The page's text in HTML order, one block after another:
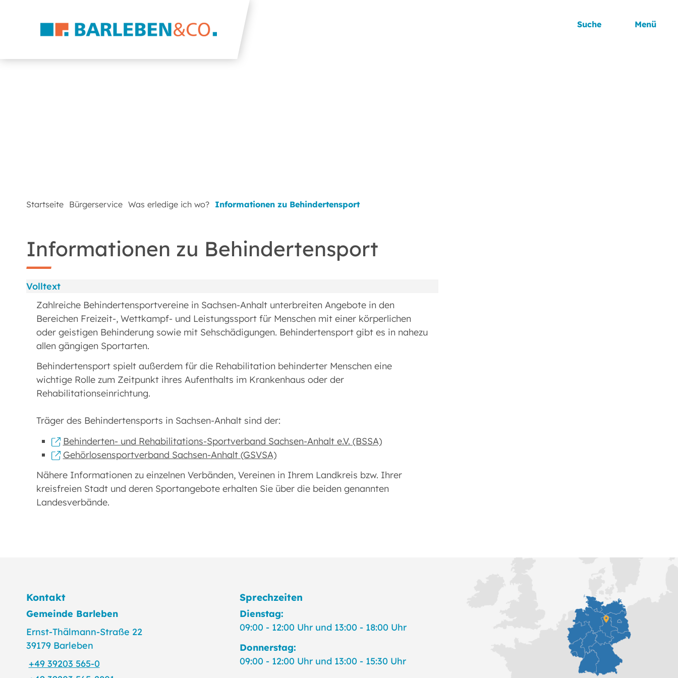
Suche Menü
Startseite Bürgerservice Was erledige ich wo? Informationen zu Behindertensport
Informationen zu Behindertensport
Volltext
Zahlreiche Behindertensportvereine in Sachsen-Anhalt unterbreiten Angebote in den
Bereichen Freizeit-, Wettkampf- und Leistungssport für Menschen mit einer körperlichen
oder geistigen Behinderung sowie mit Sehschädigungen. Behindertensport gibt es in nahezu
allen gängigen Sportarten.
Behindertensport spielt außerdem für die Rehabilitation behinderter Menschen eine
wichtige Rolle zum Zeitpunkt ihres Aufenthalts im Krankenhaus oder der
Rehabilitationseinrichtung.
Träger des Behindertensports in Sachsen-Anhalt sind der:
Behinderten- und Rehabilitations-Sportverband Sachsen-Anhalt e.V. (BSSA)
Gehörlosensportverband Sachsen-Anhalt (GSVSA)
Nähere Informationen zu einzelnen Verbänden, Vereinen in Ihrem Landkreis bzw. Ihrer
kreisfreien Stadt und deren Sportangebote erhalten Sie über die beiden genannten
Landesverbände.
Kontakt
Gemeinde Barleben
Ernst-Thälmann-Straße 22
39179 Barleben
+49 39203 565-0
Sprechzeiten
Dienstag:
09:00 - 12:00 Uhr und 13:00 - 18:00 Uhr
Donnerstag:
09:00 - 12:00 Uhr und 13:00 - 15:30 Uhr